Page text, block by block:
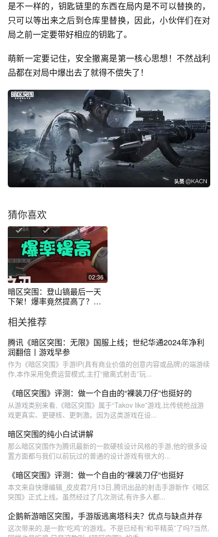
是不一样的，钥匙链里的东西在局内是不可以替换的，
只可以等出来之后到仓库里替换，因此，小伙伴们在对
局之前一定要带好相应的钥匙了。
萌新一定要记住，安全撤离是第一核心思想！不然战利
品都在对局中爆出去了就得不偿失了！
猜你喜欢
02:36
暗区突围：登山镐最后一天
下架！爆率竟然提高了？我
相关推荐
腾讯《暗区突围：无限》国服上线；世纪华通2024年净利
润翻倍丨游戏早参
作为《暗区突围》手游IP(具有商业价值的创意内容或品牌)的端游续
作,本作采用免费运营模式,主打“撤离式射击”玩...
《暗区突围》评测：做一个自由的“裸装刀仔”也挺好的
从游戏类别来看,《暗区突围》属于“Takov like”游戏,比传统枪战游
戏更真实、更硬核、更刺激。因为这类游戏在设...
暗区突围的纯小白试讲解
那么暗区突围作为腾讯最新的一款硬核设计风格的手游,他的很多设
置方面都与我们以前玩过的普通的设计游戏有很大的...
《暗区突围》评测：做一个自由的“裸装刀仔”也挺好
本文来自快爆编辑_皮皮君7月13日,腾讯出品的射击手游新作《暗区
突围》正式上线。虽然经过了几次测试,有许多人都...
企鹅新游暗区突围，手游版逃离塔科夫？优点与缺点并存
这次带来的,是一款“吃鸡”的游戏。不是已经有“和平精英”了吗?当然,